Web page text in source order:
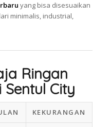
yang bisa disesuaikan
minimalis, industrial,
Ringan
City
KEKURANGAN